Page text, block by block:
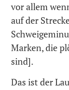
vor allem
auf der
Marken, die
sind].
Das ist der